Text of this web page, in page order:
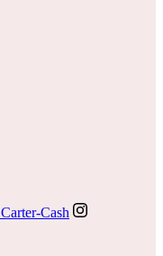
Carter-Cash